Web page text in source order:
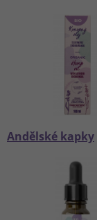
Andělské kapky